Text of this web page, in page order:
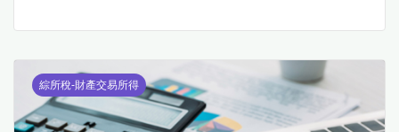
綜所稅-財產交易所得